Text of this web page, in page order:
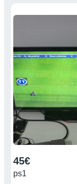
clavijas, algo
porque todo
artículos
#Play Station
#XBOX #Game
#Dreamcast
#Arcade
#Super Mario
#Resident Evil
#Pokemon
#Soul Blade
45€
ps1